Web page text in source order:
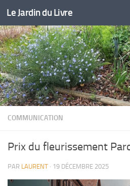
Skip to content
Le Jardin du Livre
COMMUNICATION
Prix du fleurissement
PAR LAURENT · 19 DÉCEMBRE 2025